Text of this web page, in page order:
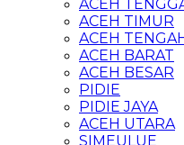
ACEH
ACEH TIMUR
ACEH
ACEH BARAT
ACEH BESAR
PIDIE
PIDIE JAYA
ACEH UTARA
SIMEULUE